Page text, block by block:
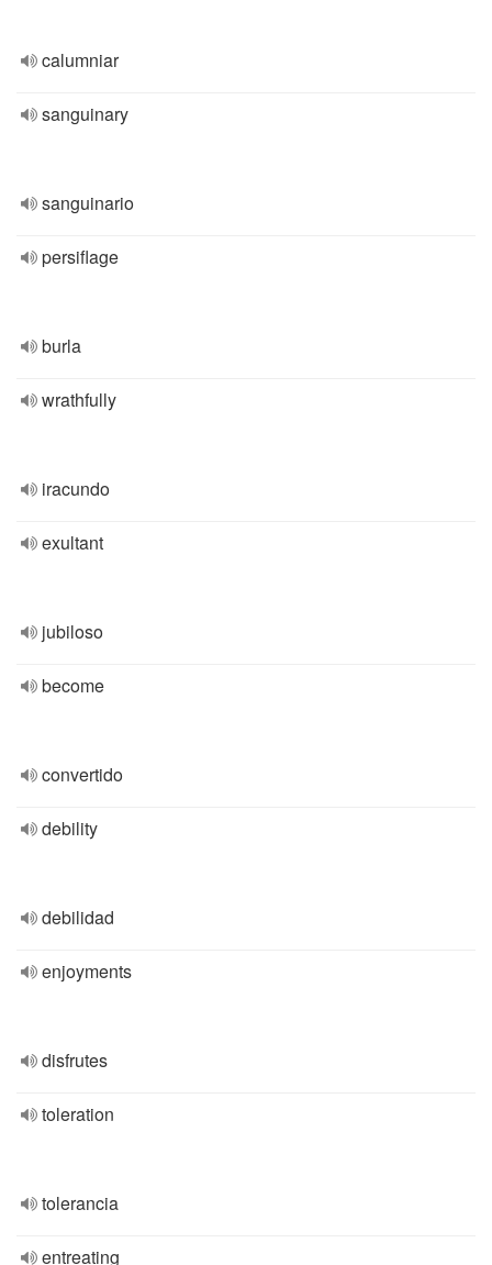
calumniar
sanguinary
sanguinario
persiflage
burla
wrathfully
iracundo
exultant
jubiloso
become
convertido
debility
debilidad
enjoyments
disfrutes
toleration
tolerancia
entreating